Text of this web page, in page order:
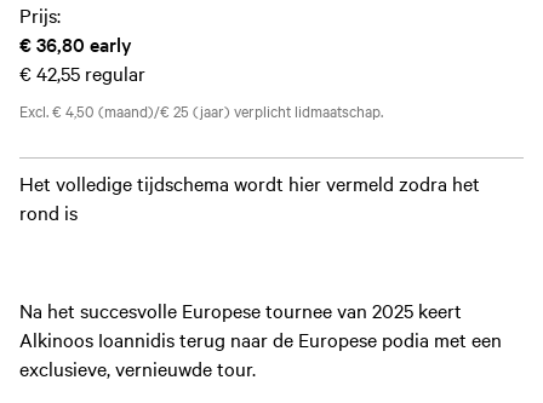
Prijs:
€ 36,80 early
€ 42,55 regular
Excl. € 4,50 (maand)/€ 25 (jaar) verplicht lidmaatschap.
Het volledige tijdschema wordt hier vermeld zodra het
rond is
Na het succesvolle Europese tournee van 2025 keert
Alkinoos Ioannidis terug naar de Europese podia met een
exclusieve, vernieuwde tour.